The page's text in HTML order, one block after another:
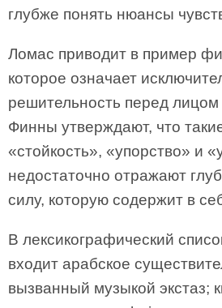
глубже понять нюансы
Ломас приводит в пример
которое означает
решительность перед лицом
Финны утверждают, что
«стойкость», «упорство» и
недостаточно отражают
силу, которую содержит в
В лексикографический
входит арабское
вызванный музыкой экстаз;